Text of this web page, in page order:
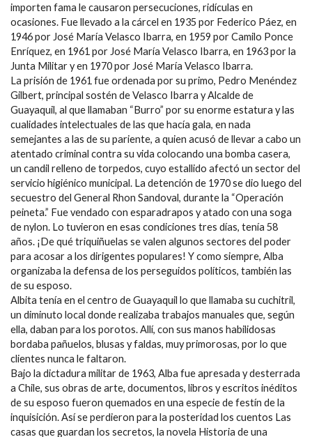
importen fama le causaron persecuciones, ridículas en
ocasiones. Fue llevado a la cárcel en 1935 por Federico Páez, en
1946 por José María Velasco Ibarra, en 1959 por Camilo Ponce
Enríquez, en 1961 por José María Velasco Ibarra, en 1963 por la
Junta Militar y en 1970 por José María Velasco Ibarra.
La prisión de 1961 fue ordenada por su primo, Pedro Menéndez
Gilbert, principal sostén de Velasco Ibarra y Alcalde de
Guayaquil, al que llamaban “Burro” por su enorme estatura y las
cualidades intelectuales de las que hacía gala, en nada
semejantes a las de su pariente, a quien acusó de llevar a cabo un
atentado criminal contra su vida colocando una bomba casera,
un candil relleno de torpedos, cuyo estallido afectó un sector del
servicio higiénico municipal. La detención de 1970 se dio luego del
secuestro del General Rhon Sandoval, durante la “Operación
peineta.” Fue vendado con esparadrapos y atado con una soga
de nylon. Lo tuvieron en esas condiciones tres días, tenía 58
años. ¡De qué triquiñuelas se valen algunos sectores del poder
para acosar a los dirigentes populares! Y como siempre, Alba
organizaba la defensa de los perseguidos políticos, también las
de su esposo.
Albita tenía en el centro de Guayaquil lo que llamaba su cuchitril,
un diminuto local donde realizaba trabajos manuales que, según
ella, daban para los porotos. Allí, con sus manos habilidosas
bordaba pañuelos, blusas y faldas, muy primorosas, por lo que
clientes nunca le faltaron.
Bajo la dictadura militar de 1963, Alba fue apresada y desterrada
a Chile, sus obras de arte, documentos, libros y escritos inéditos
de su esposo fueron quemados en una especie de festín de la
inquisición. Así se perdieron para la posteridad los cuentos Las
casas que guardan los secretos, la novela Historia de una